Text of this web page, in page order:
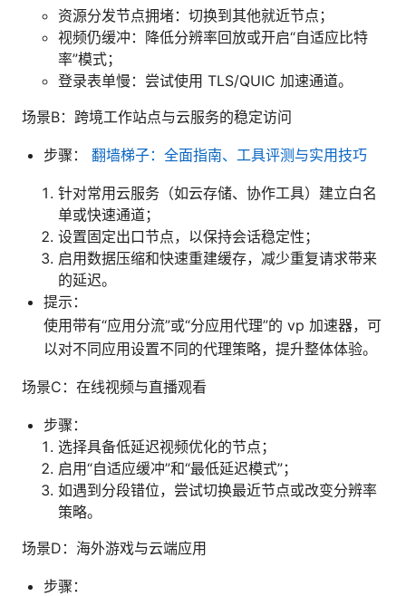
资源分发节点拥堵：切换到其他就近节点；
视频仍缓冲：降低分辨率回放或开启“自适应比特
率”模式；
登录表单慢：尝试使用 TLS/QUIC 加速通道。
场景B：跨境工作站点与云服务的稳定访问
步骤： 翻墙梯子：全面指南、工具评测与实用技巧
针对常用云服务（如云存储、协作工具）建立白名
单或快速通道；
设置固定出口节点，以保持会话稳定性；
启用数据压缩和快速重建缓存，减少重复请求带来
的延迟。
提示：
使用带有“应用分流”或“分应用代理”的 vp 加速器，可
以对不同应用设置不同的代理策略，提升整体体验。
场景C：在线视频与直播观看
步骤：
选择具备低延迟视频优化的节点；
启用“自适应缓冲”和“最低延迟模式”；
如遇到分段错位，尝试切换最近节点或改变分辨率
策略。
场景D：海外游戏与云端应用
步骤：